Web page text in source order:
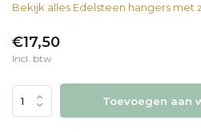
Bekijk alles Edelsteen hangers met
€17,50
Incl. btw
Toevoegen aan